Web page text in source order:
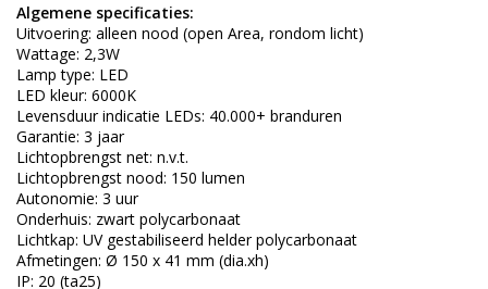
Algemene specificaties:
Uitvoering: alleen nood (open Area, rondom licht)
Wattage: 2,3W
Lamp type: LED
LED kleur: 6000K
Levensduur indicatie LEDs: 40.000+ branduren
Garantie: 3 jaar
Lichtopbrengst net: n.v.t.
Lichtopbrengst nood: 150 lumen
Autonomie: 3 uur
Onderhuis: zwart polycarbonaat
Lichtkap: UV gestabiliseerd helder polycarbonaat
Afmetingen: Ø 150 x 41 mm (dia.xh)
IP: 20 (ta25)